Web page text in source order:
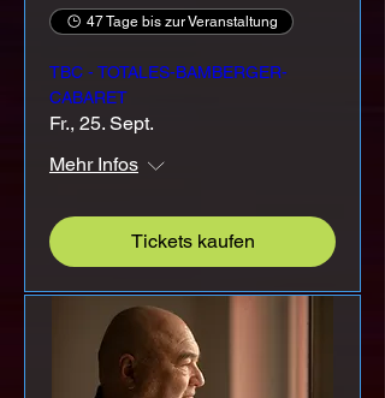
47 Tage bis zur Veranstaltung
TBC - TOTALES-BAMBERGER-
CABARET
Fr., 25. Sept.
Mehr Infos
Tickets kaufen